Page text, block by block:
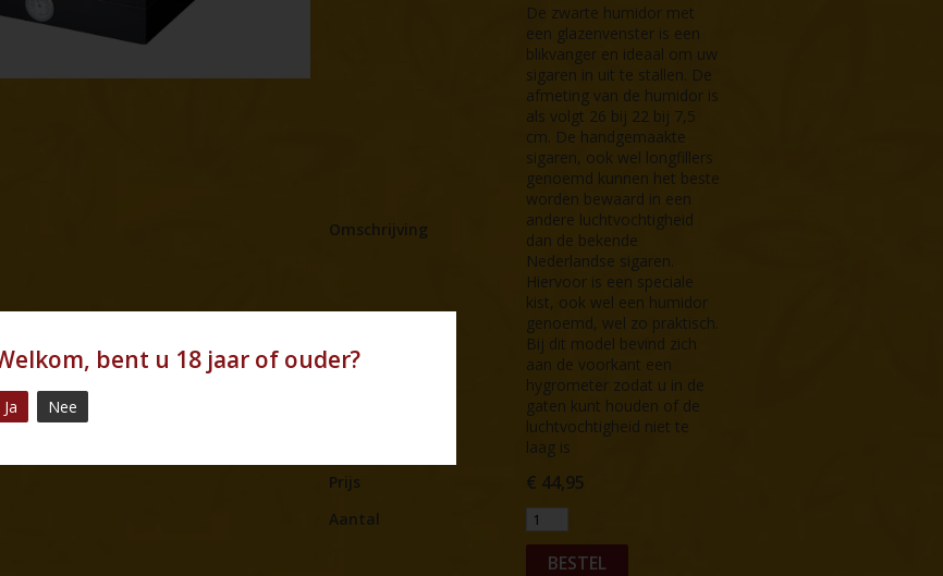
Omschrijving
De zwarte humidor met
een glazenvenster is een
blikvanger en ideaal om uw
sigaren in uit te stallen. De
afmeting van de humidor is
als volgt 26 bij 22 bij 7,5
cm. De handgemaakte
sigaren, ook wel longfillers
genoemd kunnen het beste
worden bewaard in een
andere luchtvochtigheid
dan de bekende
Nederlandse sigaren.
Hiervoor is een speciale
kist, ook wel een humidor
genoemd, wel zo praktisch.
Bij dit model bevind zich
aan de voorkant een
hygrometer zodat u in de
gaten kunt houden of de
luchtvochtigheid niet te
laag is
Prijs
€ 44,95
Aantal
BESTEL
bent u 18 jaar of ouder?
Ja Nee